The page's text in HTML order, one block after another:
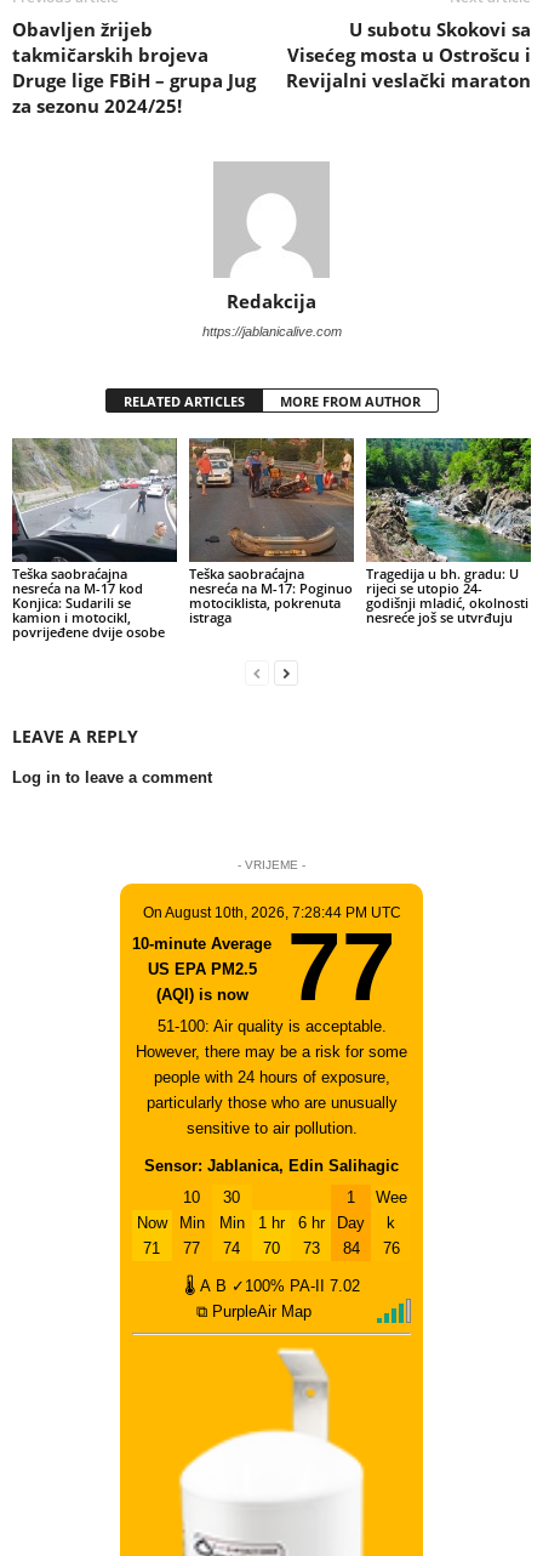
Obavljen žrijeb
takmičarskih brojeva
Druge lige FBiH – grupa Jug
za sezonu 2024/25!
U subotu Skokovi sa
Visećeg mosta u Ostrošcu i
Revijalni veslački maraton
Redakcija
https://jablanicalive.com
RELATED ARTICLES MORE FROM AUTHOR
Teška saobraćajna
nesreća na M-17 kod
Konjica: Sudarili se
kamion i motocikl,
povrijeđene dvije osobe
Teška saobraćajna
nesreća na M-17: Poginuo
motociklista, pokrenuta
istraga
Tragedija u bh. gradu: U
rijeci se utopio 24-
godišnji mladić, okolnosti
nesreće još se utvrđuju
LEAVE A REPLY
Log in to leave a comment
- VRIJEME -
On August 10th, 2026, 7:28:44 PM UTC
10-minute Average
US EPA PM2.5
(AQI) is now
77
51-100: Air quality is acceptable.
However, there may be a risk for some
people with 24 hours of exposure,
particularly those who are unusually
sensitive to air pollution.
Sensor: Jablanica, Edin Salihagic
Now
71
10
Min
77
30
Min
74
1 hr
70
6 hr
73
1
Day
84
Wee
k
76
🌡 A B ✓100% PA-II
7.02
⧉ PurpleAir Map